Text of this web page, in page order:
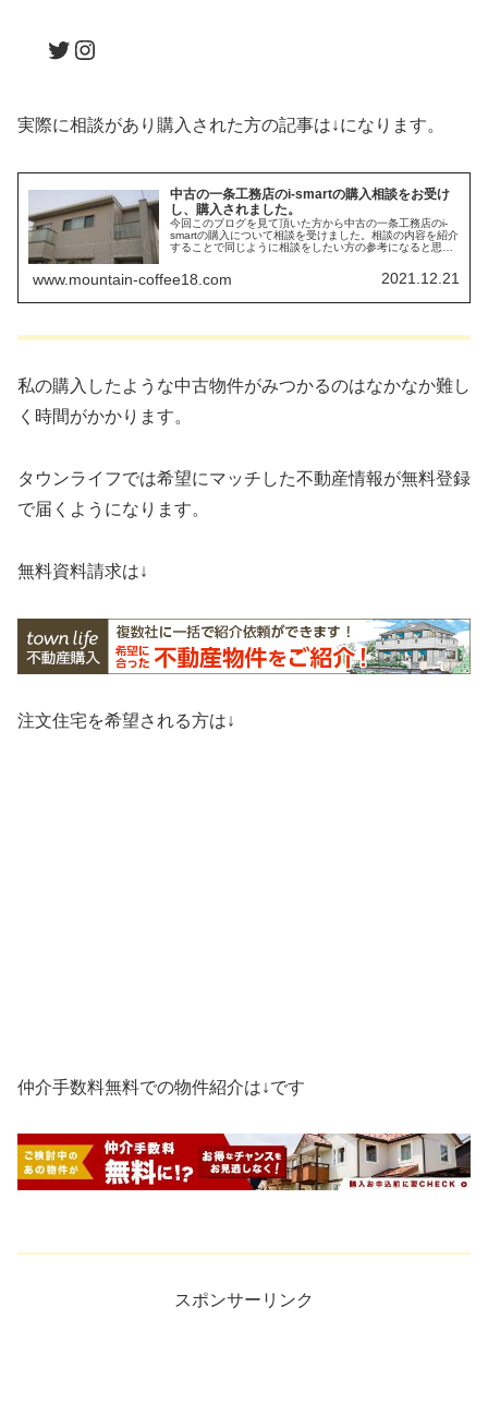
Twitter
Instagram
実際に相談があり購入された方の記事は↓になります。
中古の一条工務店のi-smartの購入相談をお受け
し、購入されました。
今回このブログを見て頂いた方から中古の一条工務店のi-
smartの購入について相談を受けました。相談の内容を紹介
することで同じように相談をしたい方の参考になると思い
www.mountain-coffee18.com 2021.12.21
私の購入したような中古物件がみつかるのはなかなか難し
く時間がかかります。
タウンライフでは希望にマッチした不動産情報が無料登録
で届くようになります。
無料資料請求は↓
注文住宅を希望される方は↓
仲介手数料無料での物件紹介は↓です
スポンサーリンク